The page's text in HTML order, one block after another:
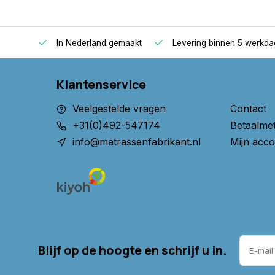
In Nederland gemaakt Levering binnen 5
Klantenservice
Veelgestelde vragen
+31(0)492-547174
info@matrassenfabrikant.nl
Contact
Mijn
Blijf op de hoogte en schrijf u in.